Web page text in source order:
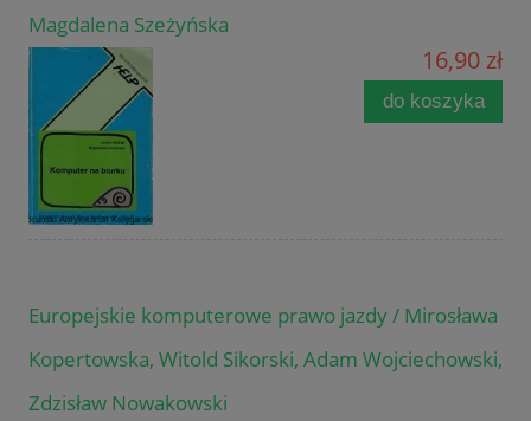
Magdalena Szeżyńska
16,90 zł
do koszyka
Europejskie komputerowe prawo jazdy / Mirosława
Kopertowska, Witold Sikorski, Adam Wojciechowski,
Zdzisław Nowakowski